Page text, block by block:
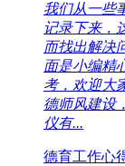
我们从一些
记录下来，
而找出解决
面是小编精
考，欢迎大
德师风建设
仪有...
德育工作心